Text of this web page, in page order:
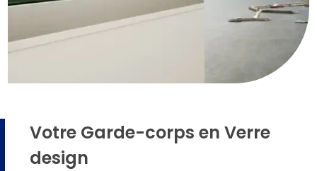
Votre Garde-corps en Verre
design